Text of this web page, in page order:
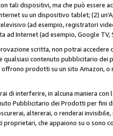
tali dispositivi, ma che può essere
su un dispositivo tablet; (2)
(ad esempio, registratori
Internet (ad esempio, Google TV,
scritta, non potrai
qualsiasi contenuto pubblicitario
prodotti su un sito Amazon,
di interferire, in alcuna maniera
Pubblicitario dei Prodotti per
altererai, o renderai
che appaiono su o sono